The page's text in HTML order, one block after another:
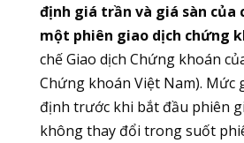
định giá trần và giá sàn của
một phiên giao dịch chứng
chế Giao dịch Chứng khoán
Chứng khoán Việt Nam). Mức
định trước khi bắt đầu phiên
không thay đổi trong suốt